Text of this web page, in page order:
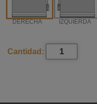
DERECHA IZQUIERDA
Cantidad: